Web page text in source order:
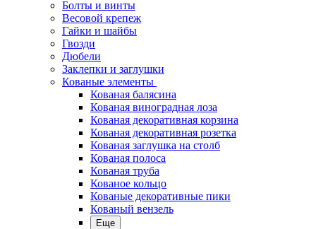
Болты и винты
Весовой крепеж
Гайки и шайбы
Гвозди
Дюбели
Заклепки и заглушки
Кованые элементы
Кованая балясина
Кованая виноградная лоза
Кованая декоративная корзина
Кованая декоративная розетка
Кованая заглушка на столб
Кованая полоса
Кованая труба
Кованое кольцо
Кованые декоративные пики
Кованый вензель
Еще